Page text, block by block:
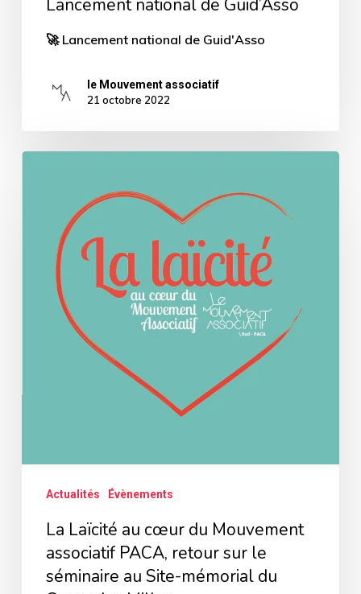
Lancement national de Guid’Asso
🚀 Lancement national de Guid'Asso
le Mouvement associatif
21 octobre 2022
Mouvement
associatif
sur
Site-
mémorial
Camp
Actualités Évènements
La Laïcité au cœur du Mouvement
associatif PACA, retour sur le
séminaire au Site-mémorial du